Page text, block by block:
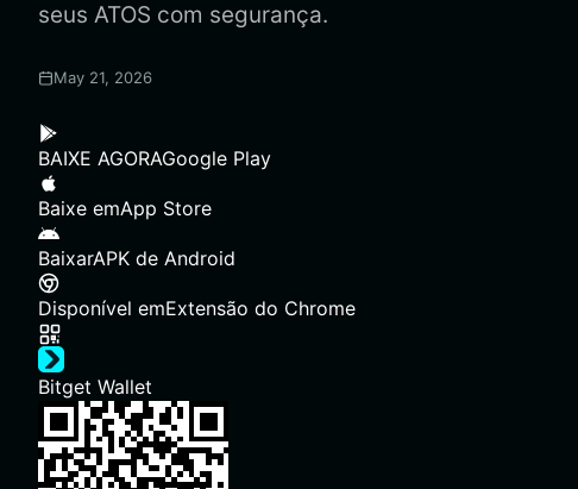
seus ATOS com segurança.
May 21, 2026
BAIXE AGORAGoogle Play
Baixe emApp Store
BaixarAPK de Android
Disponível emExtensão do Chrome
Bitget Wallet